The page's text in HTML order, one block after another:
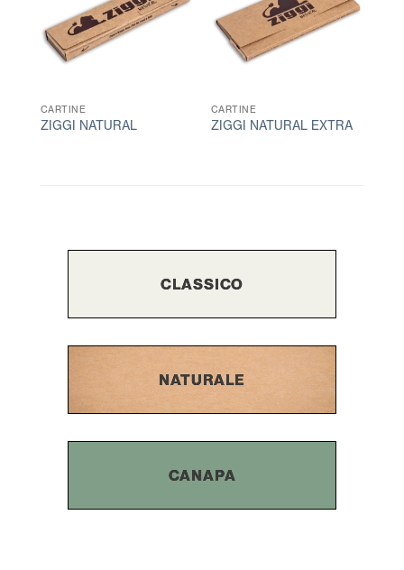
CARTINE
ZIGGI NATURAL
CARTINE
ZIGGI NATURAL EXTRA
CLASSICO
NATURALE
CANAPA